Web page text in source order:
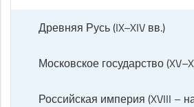
Древняя Русь (IX–XIV вв.)
Московское государство
Российская империя (XVIII –